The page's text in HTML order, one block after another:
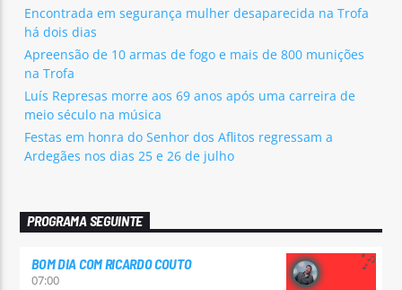
Encontrada em segurança mulher desaparecida na Trofa
há dois dias
Apreensão de 10 armas de fogo e mais de 800 munições
na Trofa
Luís Represas morre aos 69 anos após uma carreira de
meio século na música
Festas em honra do Senhor dos Aflitos regressam a
Ardegães nos dias 25 e 26 de julho
PROGRAMA SEGUINTE
BOM DIA COM RICARDO COUTO
07:00